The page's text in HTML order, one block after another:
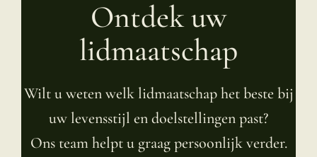
Ontdek uw
lidmaatschap
Wilt u weten welk lidmaatschap het beste bij
uw levensstijl en doelstellingen past?
Ons team helpt u graag persoonlijk verder.